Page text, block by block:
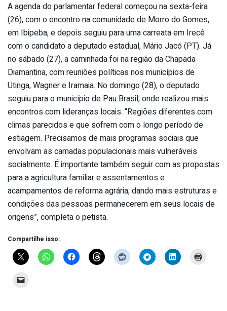
A agenda do parlamentar federal começou na sexta-feira
(26), com o encontro na comunidade de Morro do Gomes,
em Ibipeba, e depois seguiu para uma carreata em Irecê
com o candidato a deputado estadual, Mário Jacó (PT). Já
no sábado (27), a caminhada foi na região da Chapada
Diamantina, com reuniões políticas nos municípios de
Utinga, Wagner e Iramaia. No domingo (28), o deputado
seguiu para o município de Pau Brasil, onde realizou mais
encontros com lideranças locais. “Regiões diferentes com
climas parecidos e que sofrem com o longo período de
estiagem. Precisamos de mais programas sociais que
envolvam as camadas populacionais mais vulneráveis
socialmente. É importante também seguir com as propostas
para a agricultura familiar e assentamentos e
acampamentos de reforma agrária, dando mais estruturas e
condições das pessoas permanecerem em seus locais de
origens”, completa o petista.
Compartilhe isso: